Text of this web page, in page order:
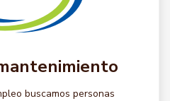
buscamos personas